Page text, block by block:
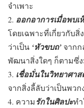
จำเพาะ
2. ออกอาการเมื่อพบเ
โดยเฉพาะที่เกี่ยวกับ
ว่าเป็น ‘หัวขบถ’ จาก
พัฒนาสิ่งใดๆ ก็ตามซึ่
3. เชื่อมั่นในวิทยาศา
จากสิ่งลี้ลับว่าเป็นพวก
4. ความรักในศิลปะท